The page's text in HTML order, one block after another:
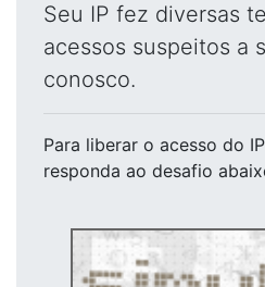
Seu IP fez diversas
acessos suspeitos a
conosco.
Para liberar o acesso do IP
responda ao desafio